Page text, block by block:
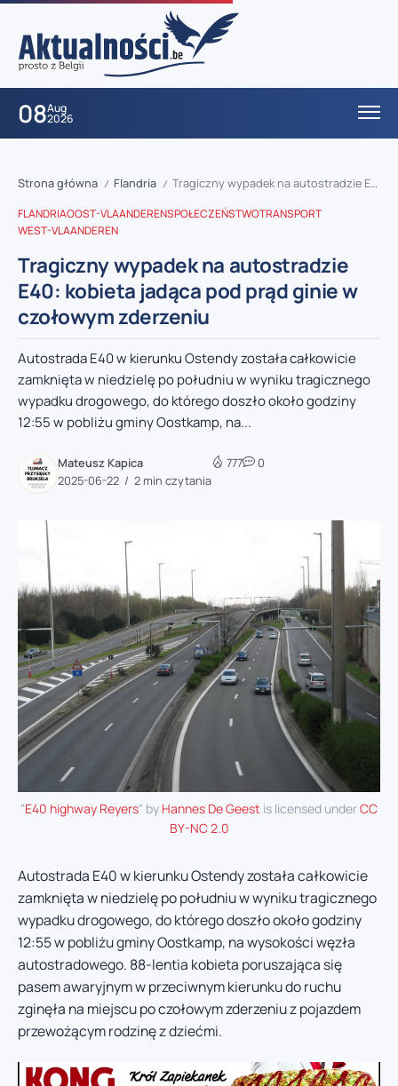
08Aug
2026
Strona główna / Flandria / Tragiczny wypadek na autostradzie E40: kobieta jadąca pod prąd ginie w czołowym zderzeniu
FLANDRIAOOST-VLAANDERENSPOŁECZEŃSTWOTRANSPORT
WEST-VLAANDEREN
Tragiczny wypadek na autostradzie
E40: kobieta jadąca pod prąd ginie w
czołowym zderzeniu
Autostrada E40 w kierunku Ostendy została całkowicie
zamknięta w niedzielę po południu w wyniku tragicznego
wypadku drogowego, do którego doszło około godziny
12:55 w pobliżu gminy Oostkamp, na...
Mateusz Kapica
2025-06-22
2 min czytania
777 0
"E40 highway Reyers" by Hannes De Geest is licensed underCC
BY-NC 2.0
Autostrada E40 w kierunku Ostendy została całkowicie
zamknięta w niedzielę po południu w wyniku tragicznego
wypadku drogowego, do którego doszło około godziny
12:55 w pobliżu gminy Oostkamp, na wysokości węzła
autostradowego. 88-lentia kobieta poruszająca się
pasem awaryjnym w przeciwnym kierunku do ruchu
zginęła na miejscu po czołowym zderzeniu z pojazdem
przewożącym rodzinę z dziećmi.